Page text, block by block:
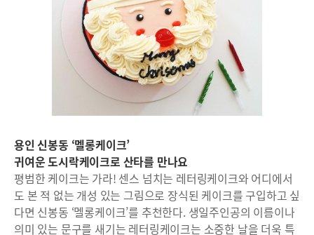
용인 신봉동 ‘멜롱케이크’
귀여운 도시락케이크로 산타를 만나요
평범한 케이크는 가라! 센스 넘치는 레터링케이크와 어디에서
도 본 적 없는 개성 있는 그림으로 장식된 케이크를 구입하고 싶
다면 신봉동 ‘멜롱케이크’를 추천한다. 생일주인공의 이름이나
의미 있는 문구를 새기는 레터링케이크는 소중한 날을 더욱 특